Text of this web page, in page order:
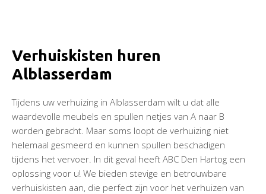
Verhuiskisten huren
Alblasserdam
Tijdens uw verhuizing in Alblasserdam wilt u dat alle
waardevolle meubels en spullen netjes van A naar B
worden gebracht. Maar soms loopt de verhuizing niet
helemaal gesmeerd en kunnen spullen beschadigen
tijdens het vervoer. In dit geval heeft ABC Den Hartog een
oplossing voor u! We bieden stevige en betrouwbare
verhuiskisten aan, die perfect zijn voor het verhuizen van